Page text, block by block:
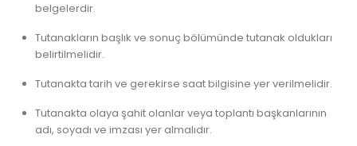
belgelerdir.
Tutanakların başlık ve sonuç bölümünde tutanak oldukları
belirtilmelidir.
Tutanakta tarih ve gerekirse saat bilgisine yer verilmelidir.
Tutanakta olaya şahit olanlar veya toplantı başkanlarının
adı, soyadı ve imzası yer almalıdır.